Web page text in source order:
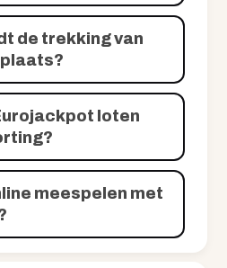
de trekking van
loten
meespelen met